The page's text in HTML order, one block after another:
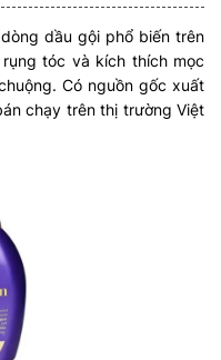
dầu gội phổ biến trên
tóc và kích thích mọc
Có nguồn gốc xuất
chạy trên thị trường Việt